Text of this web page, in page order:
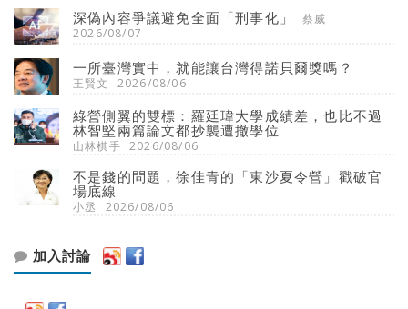
深偽內容爭議避免全面「刑事化」
蔡威
2026/08/07
一所臺灣實中，就能讓台灣得諾貝爾獎嗎？
王賢文 2026/08/06
綠營側翼的雙標：羅廷瑋大學成績差，也比不過
林智堅兩篇論文都抄襲遭撤學位
山林棋手 2026/08/06
不是錢的問題，徐佳青的「東沙夏令營」戳破官
場底線
小丞 2026/08/06
加入討論